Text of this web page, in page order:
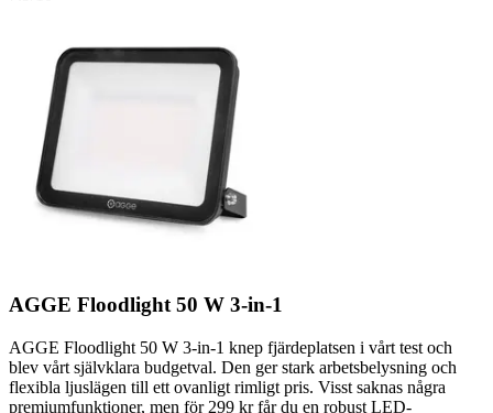
AGGE Floodlight 50 W 3-in-1
AGGE Floodlight 50 W 3-in-1 knep fjärdeplatsen i vårt test och
blev vårt självklara budgetval. Den ger stark arbetsbelysning och
flexibla ljuslägen till ett ovanligt rimligt pris. Visst saknas några
premiumfunktioner, men för 299 kr får du en robust LED-